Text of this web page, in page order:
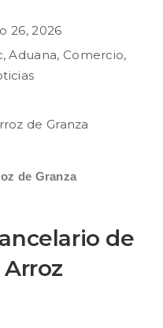
26, 2026
,Aduana, Comercio,
de Granza
de